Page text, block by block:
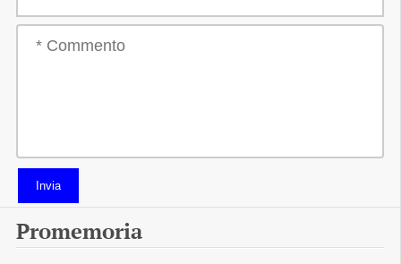
Invia
Promemoria